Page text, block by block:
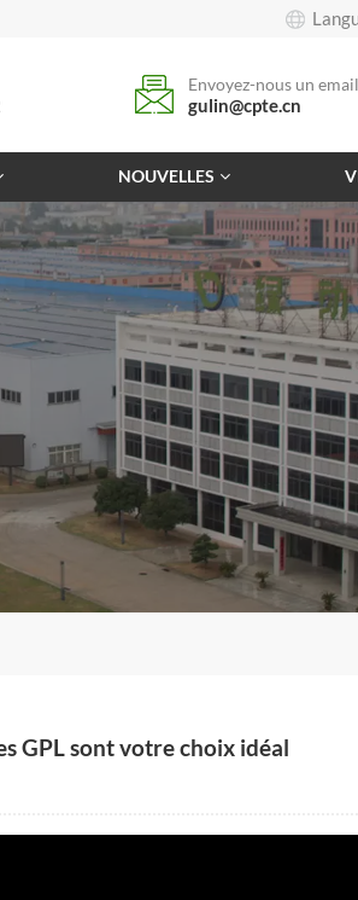
Envoyez-nous un
gulin@cpte.cn
NOUVELLES
GPL sont votre choix idéal